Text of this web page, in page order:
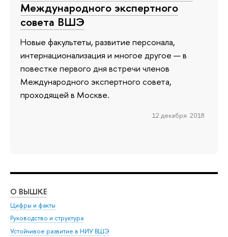
Международного экспертного
совета ВШЭ
Новые факультеты, развитие персонала,
интернационализация и многое другое — в
повестке первого дня встречи членов
Международного экспертного совета,
проходящей в Москве.
12 декабря 2018
О ВЫШКЕ
Цифры и факты
Руководство и структура
Устойчивое развитие в НИУ ВШЭ